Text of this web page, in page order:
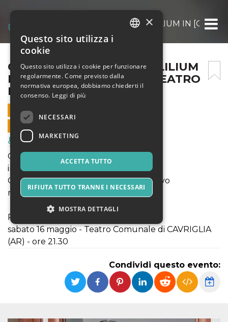
COMPAGNIA TEATRALE I LILIUM IN
COMPAGNIA TEATRALE I LILIUM
IN [ORARIO DI VISITA] A TEATRO
DI CAVRIGLIA (AR)
16 MAGGIO 2026 - 21:30
VENDITE ONLINE TERMINATE
Musica, Eventi Live, Club
COMPAGNIA TEATRALE I LILIUM
in [ORARIO DI VISITA]
Commedia brillante di Stefania De Ruvo
regia di Frank Pesce
Primavera a Teatro 2026
sabato 16 maggio - Teatro Comunale di CAVRIGLIA
(AR) - ore 21.30
Condividi questo evento:
×
Questo sito utilizza i
cookie
Questo sito utilizza i cookie per funzionare
regolarmente. Come previsto dalla
normativa europea, dobbiamo chiederti il
consenso. Leggi di più
NECESSARI
MARKETING
ACCETTA TUTTO
RIFIUTA TUTTO TRANNE I NECESSARI
MOSTRA DETTAGLI
Necessari
I cookie strettamente necessari o tecnici sono
indispensabili al funzionamento del sito. I
servizi qui presenti non potranno funzionare